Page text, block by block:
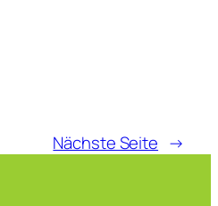
Nächste Seite →